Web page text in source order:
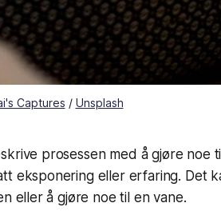
Captures / Unsplash
prosessen med å gjøre noe
eksponering eller erfaring. Det
eller å gjøre noe til en vane.